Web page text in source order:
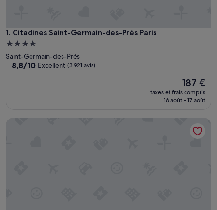
1. Citadines Saint-Germain-des-Prés Paris
Citadines Saint-Germain-des-Prés Paris
Hébergement
4.0 étoiles
Saint-Germain-des-Prés
8.8
8,8/10 Excellent (3 921 avis)
Le
nouveau
prix
187 €
taxes et frais compris
16 août - 17 août